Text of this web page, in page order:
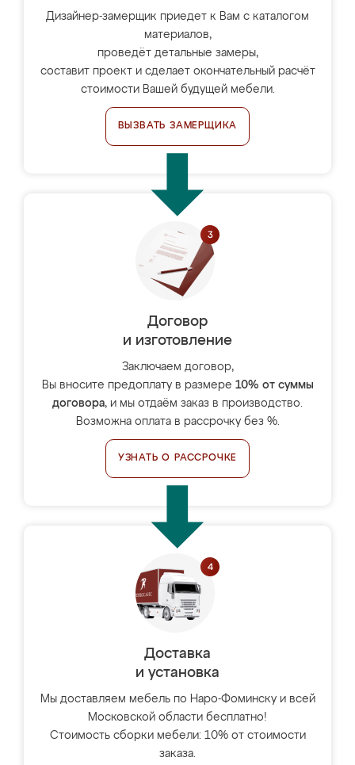
Дизайнер-замерщик приедет к Вам с каталогом
материалов,
проведёт детальные замеры,
составит проект и сделает окончательный расчёт
стоимости Вашей будущей мебели.
ВЫЗВАТЬ ЗАМЕРЩИКА
Договор
и изготовление
Заключаем договор,
Вы вносите предоплату в размере 10% от суммы
договора, и мы отдаём заказ в производство.
Возможна оплата в рассрочку без %.
УЗНАТЬ О РАССРОЧКЕ
Доставка
и установка
Мы доставляем мебель по Наро-Фоминску и всей
Московской области бесплатно!
Стоимость сборки мебели: 10% от стоимости
заказа.